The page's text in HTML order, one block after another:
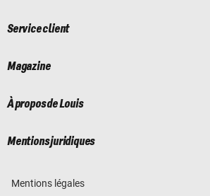
Service client
Magazine
À propos de Louis
Mentions juridiques
Mentions légales